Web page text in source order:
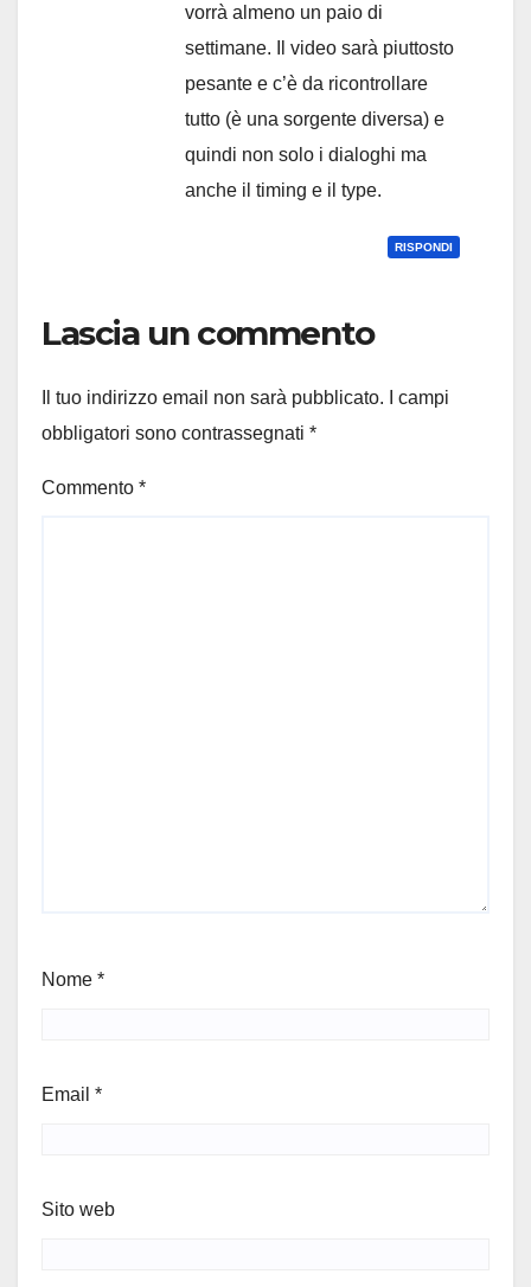
vorrà almeno un paio di
settimane. Il video sarà piuttosto
pesante e c’è da ricontrollare
tutto (è una sorgente diversa) e
quindi non solo i dialoghi ma
anche il timing e il type.
RISPONDI
Lascia un commento
Il tuo indirizzo email non sarà pubblicato.
I campi
obbligatori sono contrassegnati *
Commento *
Nome *
Email *
Sito web